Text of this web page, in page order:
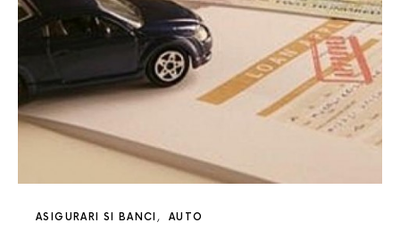
ASIGURARI SI BANCI AUTO